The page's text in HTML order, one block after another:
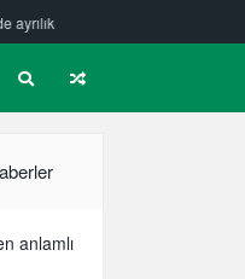
Güzelsöz’den mesaj var!
anlamlı